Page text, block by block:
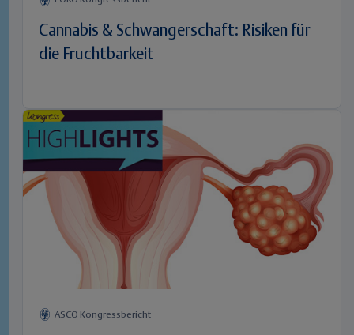
Cannabis & Schwangerschaft: Risiken für
die Fruchtbarkeit
ASCO Kongressbericht